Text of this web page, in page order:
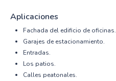
Aplicaciones
Fachada del edificio de oficinas.
Garajes de estacionamiento.
Entradas.
Los patios.
Calles peatonales.